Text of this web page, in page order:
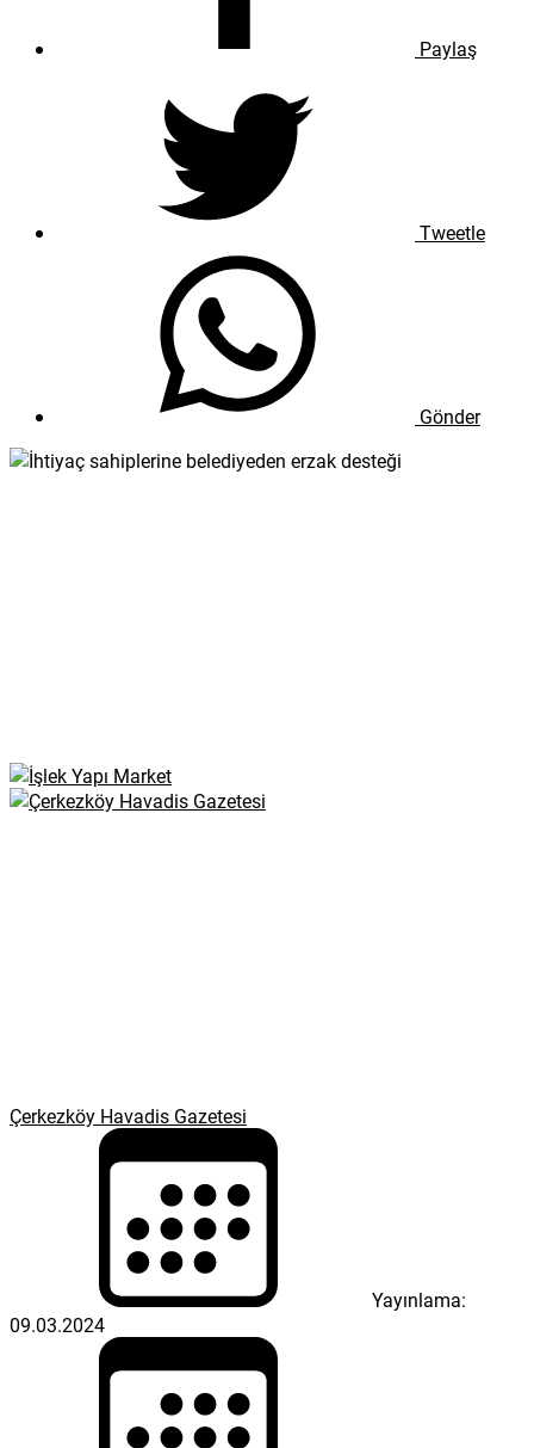
Paylaş
Tweetle
Gönder
Çerkezköy Havadis Gazetesi
Yayınlama:
09.03.2024